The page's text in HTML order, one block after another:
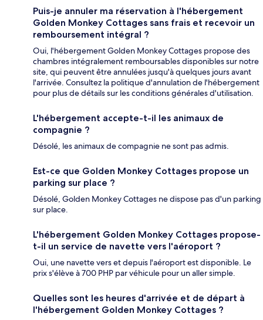
Puis-je annuler ma réservation à l'hébergement
Golden Monkey Cottages sans frais et recevoir un
remboursement intégral ?
Oui, l'hébergement Golden Monkey Cottages propose des
chambres intégralement remboursables disponibles sur notre
site, qui peuvent être annulées jusqu'à quelques jours avant
l'arrivée. Consultez la politique d'annulation de l'hébergement
pour plus de détails sur les conditions générales d'utilisation.
L'hébergement accepte-t-il les animaux de
compagnie ?
Désolé, les animaux de compagnie ne sont pas admis.
Est-ce que Golden Monkey Cottages propose un
parking sur place ?
Désolé, Golden Monkey Cottages ne dispose pas d'un parking
sur place.
L'hébergement Golden Monkey Cottages propose-
t-il un service de navette vers l'aéroport ?
Oui, une navette vers et depuis l'aéroport est disponible. Le
prix s'élève à 700 PHP par véhicule pour un aller simple.
Quelles sont les heures d'arrivée et de départ à
l'hébergement Golden Monkey Cottages ?